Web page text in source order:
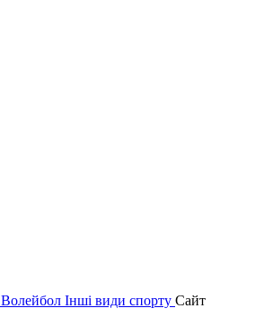
Волейбол Інші види спорту Сайт